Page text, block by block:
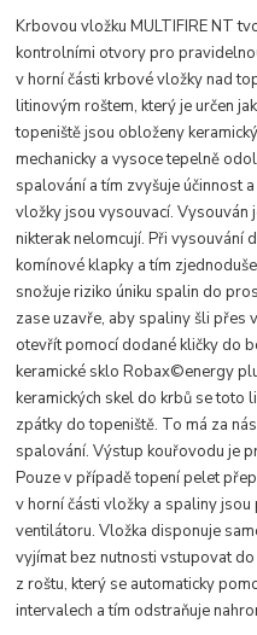
Krbovou vložku MULTIFIRE NT
kontrolními otvory pro
v horní části krbové vložky nad
litinovým roštem, který je určen
topeniště jsou obloženy
mechanicky a vysoce tepelně
spalování a tím zvyšuje účinnost
vložky jsou vysouvací. Vysouván
nikterak nelomcují. Při vysouvání
komínové klapky a tím
snožuje riziko úniku spalin do
zase uzavře, aby spaliny šli přes
otevřít pomocí dodané kličky do
keramické sklo Robax©energy
keramických skel do krbů se toto
zpátky do topeniště. To má za
spalování. Výstup kouřovodu je
Pouze v případě topení pelet
v horní části vložky a spaliny
ventilátoru. Vložka disponuje
vyjímat bez nutnosti vstupovat
z roštu, který se automaticky
intervalech a tím odstraňuje